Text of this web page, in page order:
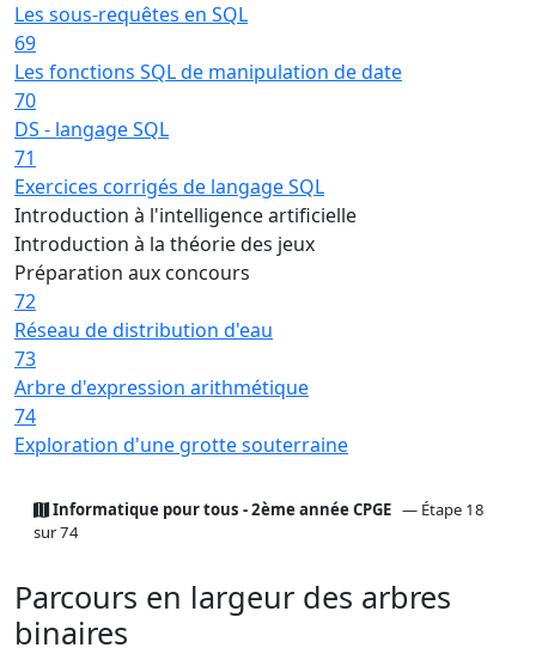
Les sous-requêtes en SQL
69
Les fonctions SQL de manipulation de date
70
DS - langage SQL
71
Exercices corrigés de langage SQL
Introduction à l'intelligence artificielle
Introduction à la théorie des jeux
Préparation aux concours
72
Réseau de distribution d'eau
73
Arbre d'expression arithmétique
74
Exploration d'une grotte souterraine
Informatique pour tous - 2ème année CPGE — Étape 18
sur 74
Parcours en largeur des arbres
binaires